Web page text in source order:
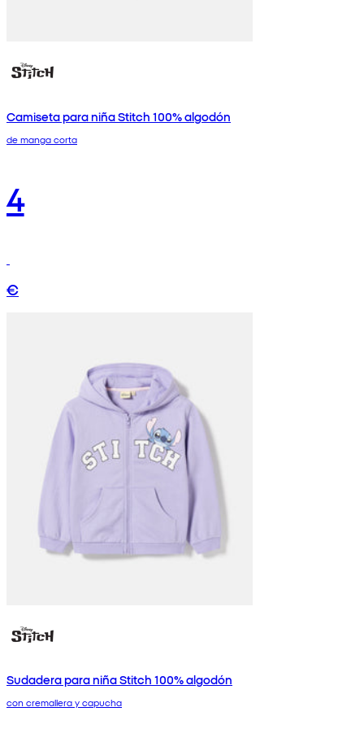
Camiseta para niña Stitch 100% algodón
de manga corta
4
€
Sudadera para niña Stitch 100% algodón
con cremallera y capucha